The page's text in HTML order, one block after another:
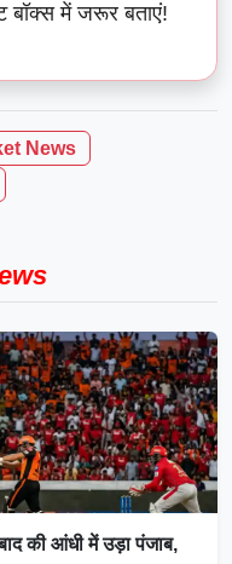
बॉक्स में जरूर बताएं!
News
की आंधी में उड़ा पंजाब,